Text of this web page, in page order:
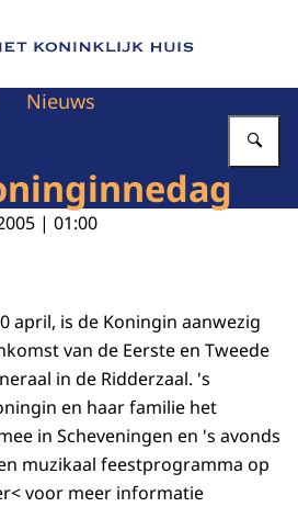
van Het Koninklijk Huis
Nieuws
| 01:00
april, is de Koningin aanwezig
van de Eerste en Tweede
in de Ridderzaal. 's
en haar familie het
in Scheveningen en 's avonds
muzikaal feestprogramma op
voor meer informatie